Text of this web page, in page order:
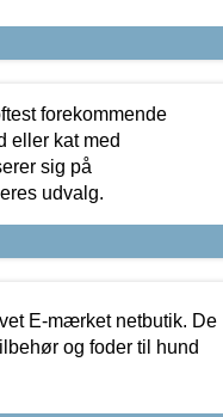
forekommende
eller kat med
sig på
udvalg.
E-mærket netbutik. De
og foder til hund